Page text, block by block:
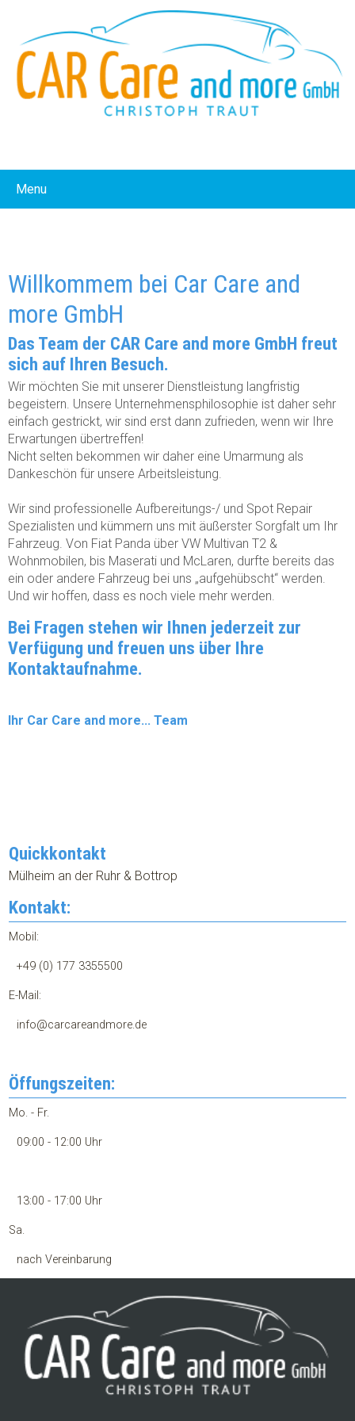
Menu
Willkommem bei Car Care and
more GmbH
Das Team der CAR Care and more GmbH freut
sich auf Ihren Besuch.
Wir möchten Sie mit unserer Dienstleistung langfristig
begeistern. Unsere Unternehmensphilosophie ist daher sehr
einfach gestrickt, wir sind erst dann zufrieden, wenn wir Ihre
Erwartungen übertreffen!
Nicht selten bekommen wir daher eine Umarmung als
Dankeschön für unsere Arbeitsleistung.
Wir sind professionelle Aufbereitungs-/ und Spot Repair
Spezialisten und kümmern uns mit äußerster Sorgfalt um Ihr
Fahrzeug. Von Fiat Panda über VW Multivan T2 &
Wohnmobilen, bis Maserati und McLaren, durfte bereits das
ein oder andere Fahrzeug bei uns „aufgehübscht“ werden.
Und wir hoffen, dass es noch viele mehr werden.
Bei Fragen stehen wir Ihnen jederzeit zur
Verfügung und freuen uns über Ihre
Kontaktaufnahme.
Ihr Car Care and more... Team
Quickkontakt
Mülheim an der Ruhr & Bottrop
Kontakt:
Mobil:
+49 (0) 177 3355500
E-Mail:
info@carcareandmore.de
Öffungszeiten:
Mo. - Fr.
09:00 - 12:00 Uhr
13:00 - 17:00 Uhr
Sa.
nach Vereinbarung